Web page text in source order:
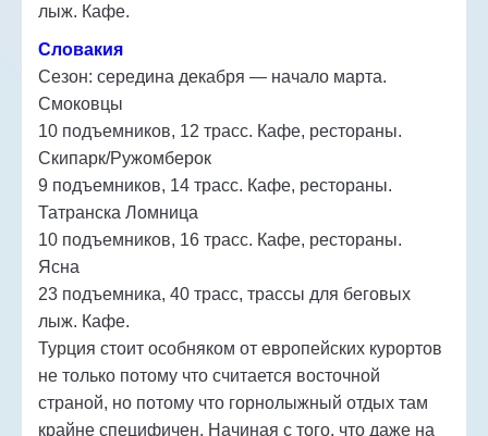
лыж. Кафе.
Словакия
Сезон: середина декабря — начало марта.
Смоковцы
10 подъемников, 12 трасс. Кафе, рестораны.
Скипарк/Ружомберок
9 подъемников, 14 трасс. Кафе, рестораны.
Татранска Ломница
10 подъемников, 16 трасс. Кафе, рестораны.
Ясна
23 подъемника, 40 трасс, трассы для беговых
лыж. Кафе.
Турция стоит особняком от европейских курортов
не только потому что считается восточной
страной, но потому что горнолыжный отдых там
крайне специфичен. Начиная с того, что даже на